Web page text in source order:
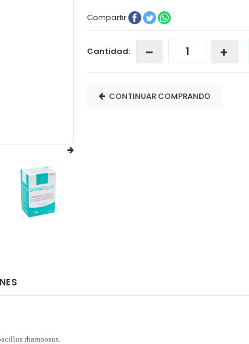
Compartir
Cantidad:
CONTINUAR COMPRANDO
rhamnosus.